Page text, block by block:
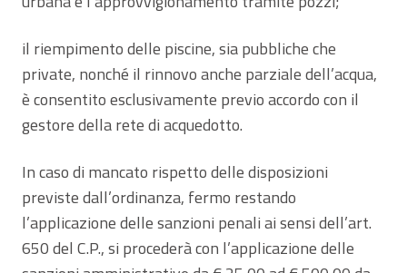
il riempimento delle piscine, sia pubbliche che
private, nonché il rinnovo anche parziale dell’acqua,
è consentito esclusivamente previo accordo con il
gestore della rete di acquedotto.
In caso di mancato rispetto delle disposizioni
previste dall’ordinanza, fermo restando
l’applicazione delle sanzioni penali ai sensi dell’art.
650 del C.P., si procederà con l’applicazione delle